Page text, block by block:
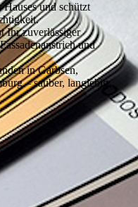
und schützt
Ihr zuverlässiger
und
in Garbsen,
– sauber, langlebig